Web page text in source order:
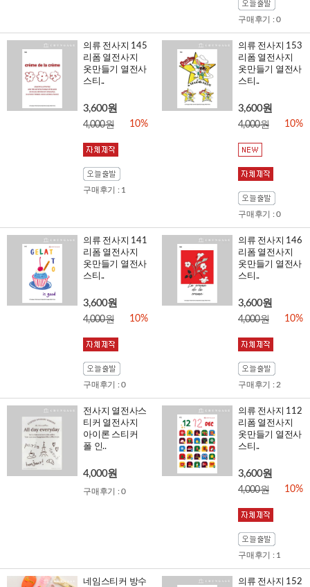
구매후기 : 0
의류 전사지 145
리폼 열전사지
옷만들기 열전사
스티..
3,600원
4,000원 10%
구매후기 : 1
의류 전사지 153
리폼 열전사지
옷만들기 열전사
스티..
3,600원
4,000원 10%
구매후기 : 0
의류 전사지 141
리폼 열전사지
옷만들기 열전사
스티..
3,600원
4,000원 10%
구매후기 : 0
의류 전사지 146
리폼 열전사지
옷만들기 열전사
스티..
3,600원
4,000원 10%
구매후기 : 2
전사지 열전사스
티커 열전사지
아이론 스티커
폴 인..
4,000원
구매후기 : 0
의류 전사지 112
리폼 열전사지
옷만들기 열전사
스티..
3,600원
4,000원 10%
구매후기 : 1
네임스티커 방수 의류 전사지 152